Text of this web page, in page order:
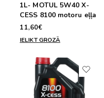
1L- MOTUL 5W40 X-
CESS 8100 motoru eļļa
11,60€
IELIKT GROZĀ